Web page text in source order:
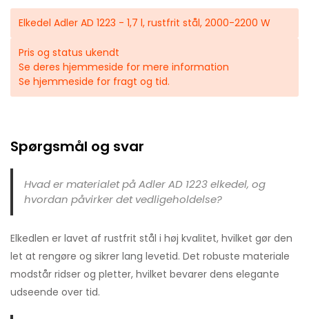
Elkedel Adler AD 1223 - 1,7 l, rustfrit stål, 2000-2200 W
Pris og status ukendt
Se deres hjemmeside for mere information
Se hjemmeside for fragt og tid.
Spørgsmål og svar
Hvad er materialet på Adler AD 1223 elkedel, og
hvordan påvirker det vedligeholdelse?
Elkedlen er lavet af rustfrit stål i høj kvalitet, hvilket gør den
let at rengøre og sikrer lang levetid. Det robuste materiale
modstår ridser og pletter, hvilket bevarer dens elegante
udseende over tid.